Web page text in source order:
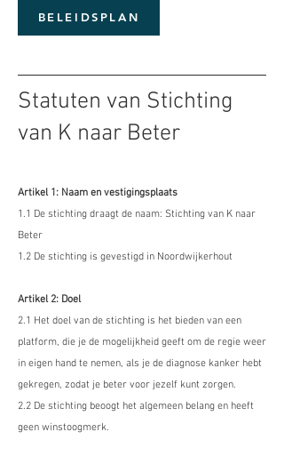
BELEIDSPLAN
Statuten van Stichting
van K naar Beter
Artikel 1: Naam en vestigingsplaats
1.1 De stichting draagt de naam: Stichting van K naar
Beter
1.2 De stichting is gevestigd in Noordwijkerhout
Artikel 2: Doel
2.1 Het doel van de stichting is het bieden van een
platform, die je de mogelijkheid geeft om de regie weer
in eigen hand te nemen, als je de diagnose kanker hebt
gekregen, zodat je beter voor jezelf kunt zorgen.
2.2 De stichting beoogt het algemeen belang en heeft
geen winstoogmerk.